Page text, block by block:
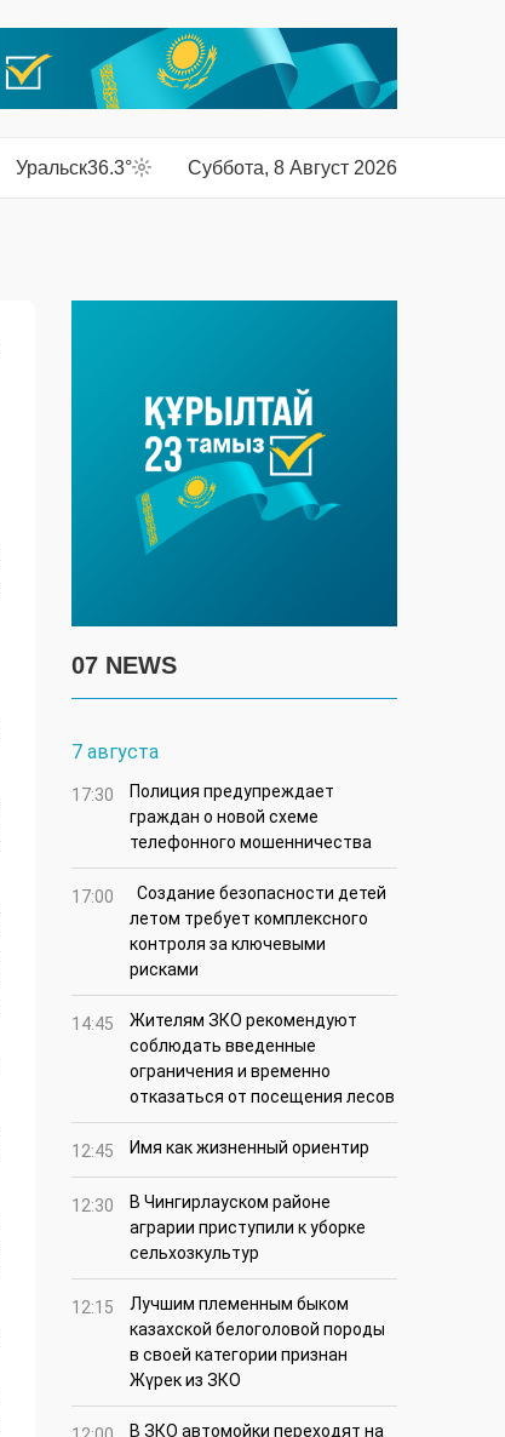
Уральск36.3° Суббота, 8 Август 2026
07 NEWS
7 августа
17:30
Полиция предупреждает
граждан о новой схеме
телефонного мошенничества
17:00
Создание безопасности детей
летом требует комплексного
контроля за ключевыми
рисками
14:45
Жителям ЗКО рекомендуют
соблюдать введенные
ограничения и временно
отказаться от посещения лесов
12:45 Имя как жизненный ориентир
12:30
В Чингирлауском районе
аграрии приступили к уборке
сельхозкультур
12:15
Лучшим племенным быком
казахской белоголовой породы
в своей категории признан
Жүрек из ЗКО
В ЗКО автомойки переходят на